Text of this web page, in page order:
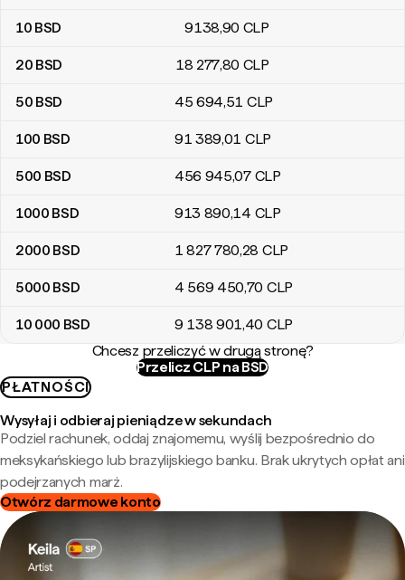
10 BSD 9138,90 CLP
20 BSD 18 277,80 CLP
50 BSD 45 694,51 CLP
100 BSD 91 389,01 CLP
500 BSD 456 945,07 CLP
1000 BSD 913 890,14 CLP
2000 BSD 1 827 780,28 CLP
5000 BSD 4 569 450,70 CLP
10 000 BSD 9 138 901,40 CLP
Chcesz przeliczyć w drugą stronę?
Przelicz CLP na BSD
PŁATNOŚCI
Wysyłaj i odbieraj pieniądze w sekundach
Podziel rachunek, oddaj znajomemu, wyślij bezpośrednio do
meksykańskiego lub brazylijskiego banku. Brak ukrytych opłat ani
podejrzanych marż.
Otwórz darmowe konto